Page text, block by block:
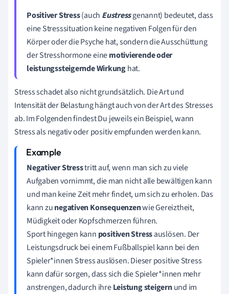
Positiver Stress(auch Eustressgenannt) bedeutet, dass
eine Stresssituation keine negativen Folgen für den
Körper oder die Psyche hat, sondern die Ausschüttung
der Stresshormone einemotivierende oder
leistungssteigernde Wirkunghat.
Stress schadet also nicht grundsätzlich. Die Art und
Intensität der Belastung hängt auch von der Art des Stresses
ab. Im Folgenden findest Du jeweils ein Beispiel, wann
Stress als negativ oder positiv empfunden werden kann.
Negativer Stresstritt auf, wenn man sich zu viele
Aufgaben vornimmt, die man nicht alle bewältigen kann
und man keine Zeit mehr findet, um sich zu erholen. Das
kann zunegativen Konsequenzenwie Gereiztheit,
Müdigkeit oder Kopfschmerzen führen.
Sport hingegen kann positiven Stressauslösen. Der
Leistungsdruck bei einem Fußballspiel kann bei den
Spieler*innen Stress auslösen. Dieser positive Stress
kann dafür sorgen, dass sich die Spieler*innen mehr
anstrengen, dadurch ihreLeistung steigernund im